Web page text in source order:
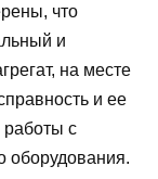
что
и
на месте
и ее
работы с
оборудования.